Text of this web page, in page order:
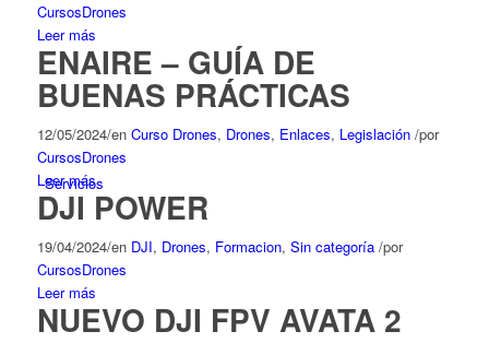
Servicios
CursosDrones
Leer más
ENAIRE – GUÍA DE
BUENAS PRÁCTICAS
12/05/2024/en Curso Drones, Drones, Enlaces, Legislación /por
CursosDrones
Leer más
DJI POWER
19/04/2024/en DJI, Drones, Formacion, Sin categoría /por
CursosDrones
Leer más
NUEVO DJI FPV AVATA 2